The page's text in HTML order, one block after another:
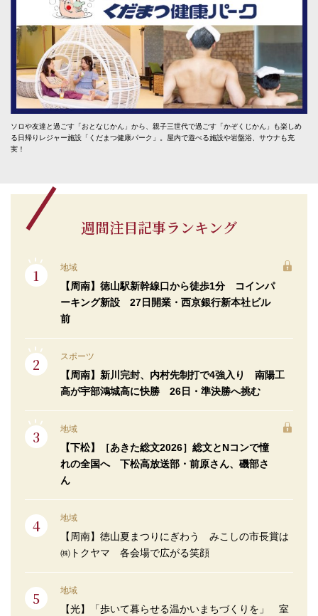
ソロや友達と過ごす「おとなじかん」から、親子三世代で過ごす「かぞくじかん」も楽しめ
る日帰りレジャー施設「くだまつ健康パーク」。屋内で遊べる施設や岩盤浴、サウナも充
実！
週間注目記事ランキング
地域
【周南】徳山駅新幹線口から徒歩1分 コインパ
ーキング新設 27日開業・西京銀行新本社ビル
前
スポーツ
【周南】新川完封、内村先制打で4強入り 南陽工
高が宇部鴻城高に快勝 26日・準決勝へ挑む
地域
【下松】［あきた総文2026］総文とNコンで憧
れの全国へ 下松高放送部・前原さん、磯部さ
ん
地域
【周南】徳山夏まつりにぎわう みこしの市長賞は
㈱トクヤマ 各会場で広がる笑顔
地域
【光】「歩いて暮らせる温かいまちづくりを」 室